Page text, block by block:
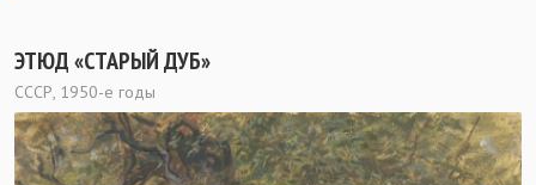
ЭТЮД «СТАРЫЙ ДУБ»
СССР, 1950-е годы